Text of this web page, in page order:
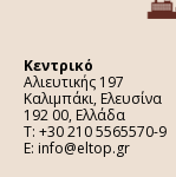
Κεντρικό
Αλιευτικής 197
Καλιμπάκι, Ελευσίνα
192 00, Ελλάδα
Τ: +30 210 5565570-9
E: info@eltop.gr